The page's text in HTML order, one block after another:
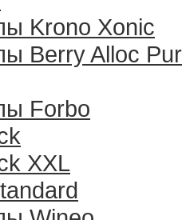
Krono Xonic
Berry Alloc
Forbo
XXL